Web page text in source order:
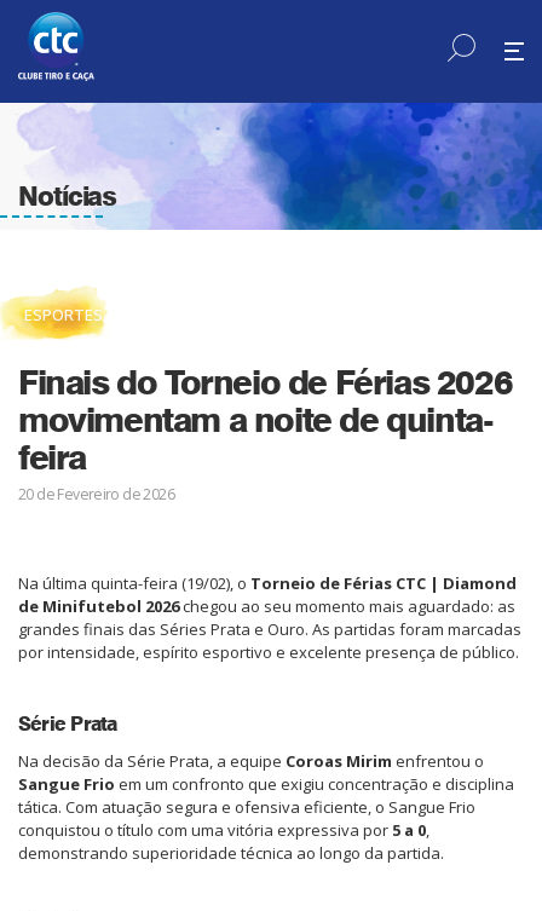
Notícias
ESPORTES
Finais do Torneio de Férias 2026
movimentam a noite de quinta-
feira
20 de Fevereiro de 2026
Na última quinta-feira (19/02), o Torneio de Férias CTC | Diamond
de Minifutebol 2026chegou ao seu momento mais aguardado: as
grandes finais das Séries Prata e Ouro. As partidas foram marcadas
por intensidade, espírito esportivo e excelente presença de público.
Série Prata
Na decisão da Série Prata, a equipe Coroas Mirim enfrentou o
Sangue Frio em um confronto que exigiu concentração e disciplina
tática. Com atuação segura e ofensiva eficiente, o Sangue Frio
conquistou o título com uma vitória expressiva por 5 a 0,
demonstrando superioridade técnica ao longo da partida.